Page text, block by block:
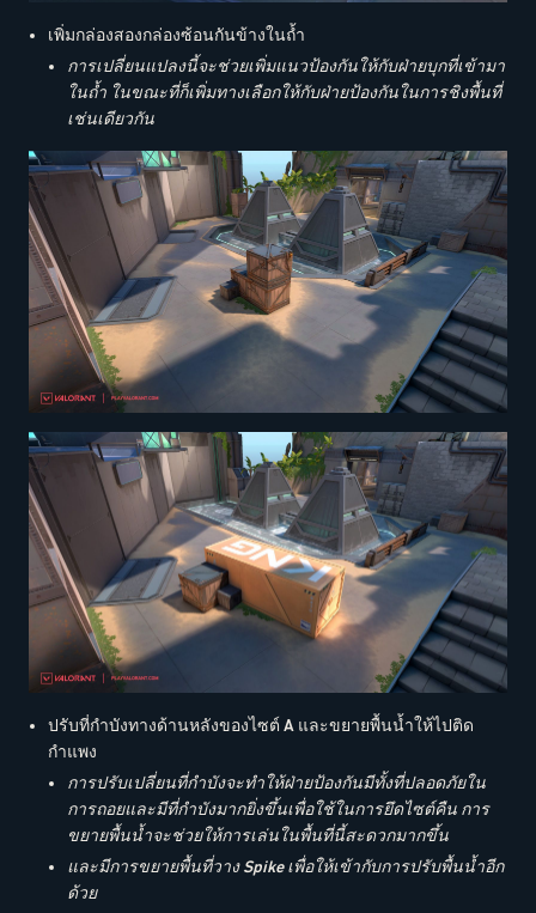
เพิ่มกล่องสองกล่องซ้อนกันข้างในถ้ำ
การเปลี่ยนแปลงนี้จะช่วยเพิ่มแนวป้องกันให้กับฝ่ายบุกที่เข้ามา
ในถ้ำ ในขณะที่ก็เพิ่มทางเลือกให้กับฝ่ายป้องกันในการชิงพื้นที่
เช่นเดียวกัน
ปรับที่กำบังทางด้านหลังของไซต์ A และขยายพื้นน้ำให้ไปติด
กำแพง
การปรับเปลี่ยนที่กำบังจะทำให้ฝ่ายป้องกันมีทั้งที่ปลอดภัยใน
การถอยและมีที่กำบังมากยิ่งขึ้นเพื่อใช้ในการยึดไซต์คืน การ
ขยายพื้นน้ำจะช่วยให้การเล่นในพื้นที่นี้สะดวกมากขึ้น
และมีการขยายพื้นที่วาง Spike เพื่อให้เข้ากับการปรับพื้นน้ำอีก
ด้วย